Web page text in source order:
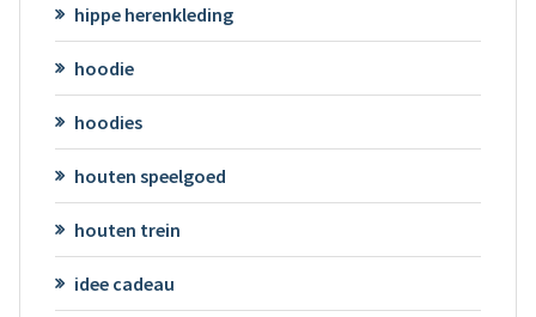
hippe herenkleding
hoodie
hoodies
houten speelgoed
houten trein
idee cadeau